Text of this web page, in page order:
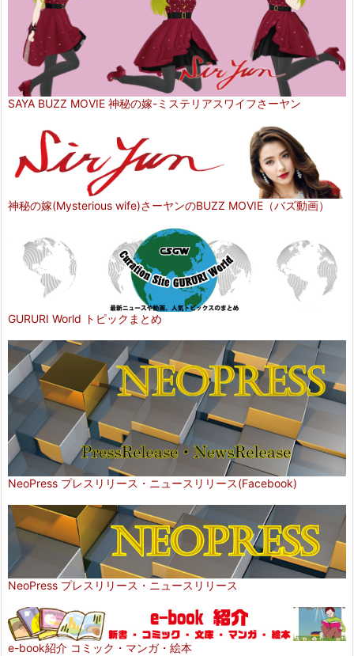
SAYA BUZZ MOVIE 神秘の嫁-ミステリアスワイフさーヤン
神秘の嫁(Mysterious wife)さーヤンのBUZZ MOVIE（バズ動画）
GURURI World トピックまとめ
NeoPress プレスリリース・ニュースリリース(Facebook)
NeoPress プレスリリース・ニュースリリース
e-book紹介 コミック・マンガ・絵本